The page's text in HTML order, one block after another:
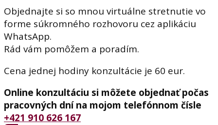
Objednajte si so mnou virtuálne stretnutie vo
forme súkromného rozhovoru cez aplikáciu
WhatsApp.
Rád vám pomôžem a poradím.
Cena jednej hodiny konzultácie je 60 eur.
Online konzultáciu si môžete objednať počas
pracovných dní na mojom telefónnom čísle
+421 910 626 167